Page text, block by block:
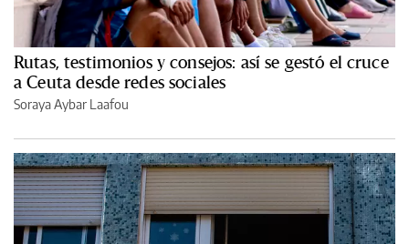
Rutas, testimonios y consejos: así se gestó el cruce
a Ceuta desde redes sociales
Soraya Aybar Laafou